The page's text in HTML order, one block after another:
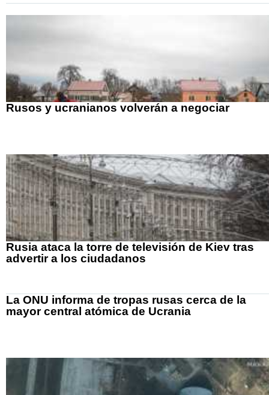
Rusos y ucranianos volverán a negociar
Rusia ataca la torre de televisión de Kiev tras
advertir a los ciudadanos
La ONU informa de tropas rusas cerca de la
mayor central atómica de Ucrania